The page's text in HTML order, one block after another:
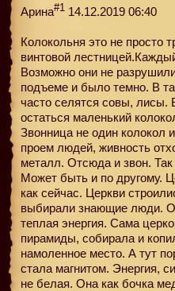
Арина#1 14.12.2019 06:40
Колокольня это не просто
винтовой
Возможно они не
подъеме и было темно. В
часто селятся совы, лисы.
остаться маленький
Звонница не один колокол
проем людей, живность
металл. Отсюда и звон. Так
Может быть и по другому.
как сейчас. Церкви
выбирали знающие люди.
теплая энергия. Сама
пирамиды, собирала и
намоленное место. А тут
стала магнитом. Энергия,
не белая. Она как бочка